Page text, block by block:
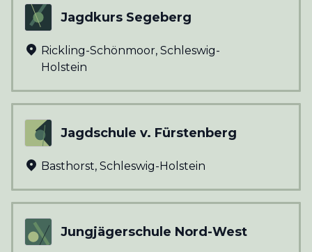
Jagdkurs Segeberg
Rickling-Schönmoor, Schleswig-
Holstein
Jagdschule v. Fürstenberg
Basthorst, Schleswig-Holstein
Jungjägerschule Nord-West